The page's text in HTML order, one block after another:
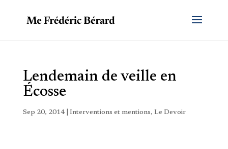
Lendemain de veille en
Écosse
Sep 20, 2014| Interventions et mentions, Le Devoir